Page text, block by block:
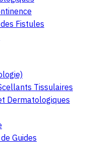
Fistules
Tissulaires
Dermatologiques
Guides